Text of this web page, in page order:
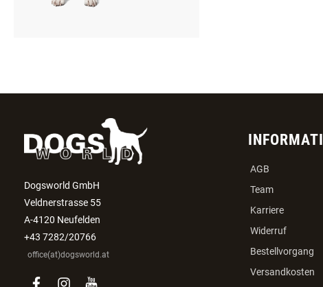
Dogsworld GmbH
Veldnerstrasse 55
A-4120 Neufelden
+43 7282/20766
office(at)dogsworld.at
AGB
Team
Karriere
Widerruf
Bestellvorgang
Versandkosten